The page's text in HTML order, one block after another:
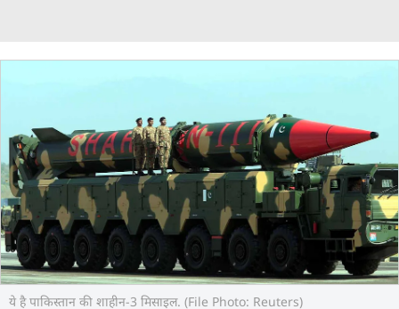
ये है पाकिस्तान की शाहीन-3 मिसाइल. (File Photo: Reuters)